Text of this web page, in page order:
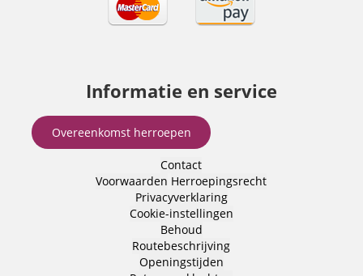
Informatie en service
Overeenkomst herroepen
Contact
Voorwaarden Herroepingsrecht
Privacyverklaring
Cookie-instellingen
Behoud
Routebeschrijving
Openingstijden